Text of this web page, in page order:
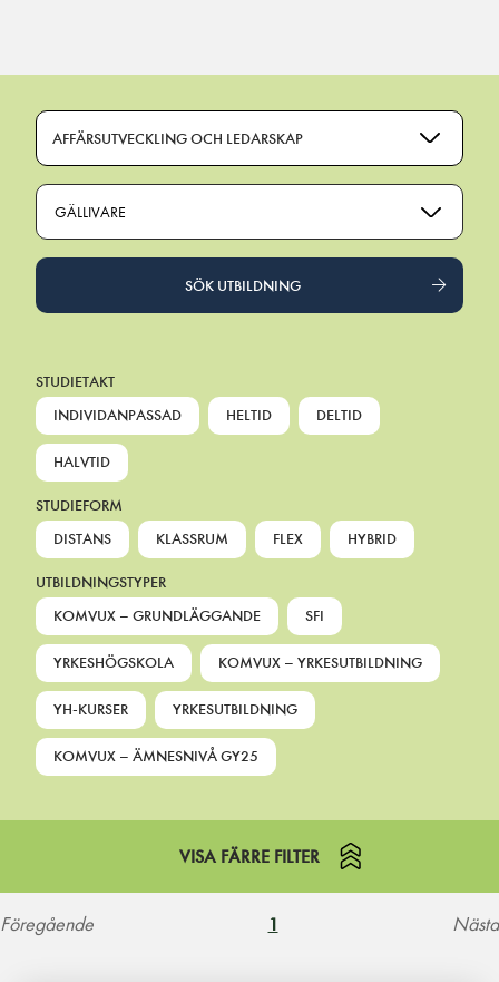
AFFÄRSUTVECKLING OCH LEDARSKAP
GÄLLIVARE
SÖK UTBILDNING
STUDIETAKT
INDIVIDANPASSAD
HELTID DELTID
HALVTID
STUDIEFORM
DISTANS
KLASSRUM FLEX HYBRID
UTBILDNINGSTYPER
KOMVUX – GRUNDLÄGGANDE
SFI
YRKESHÖGSKOLA KOMVUX – YRKESUTBILDNING
YH-KURSER YRKESUTBILDNING
KOMVUX – ÄMNESNIVÅ GY25
VISA FÄRRE FILTER
Föregående 1 Nästa